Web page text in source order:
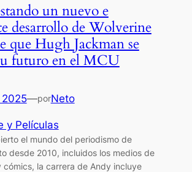
un nuevo e
desarrollo de Wolverine
que Hugh Jackman se
futuro en el MCU
2025—porNeto
y Películas
el mundo del periodismo de
desde 2010, incluidos los medios de
cómics, la carrera de Andy incluye